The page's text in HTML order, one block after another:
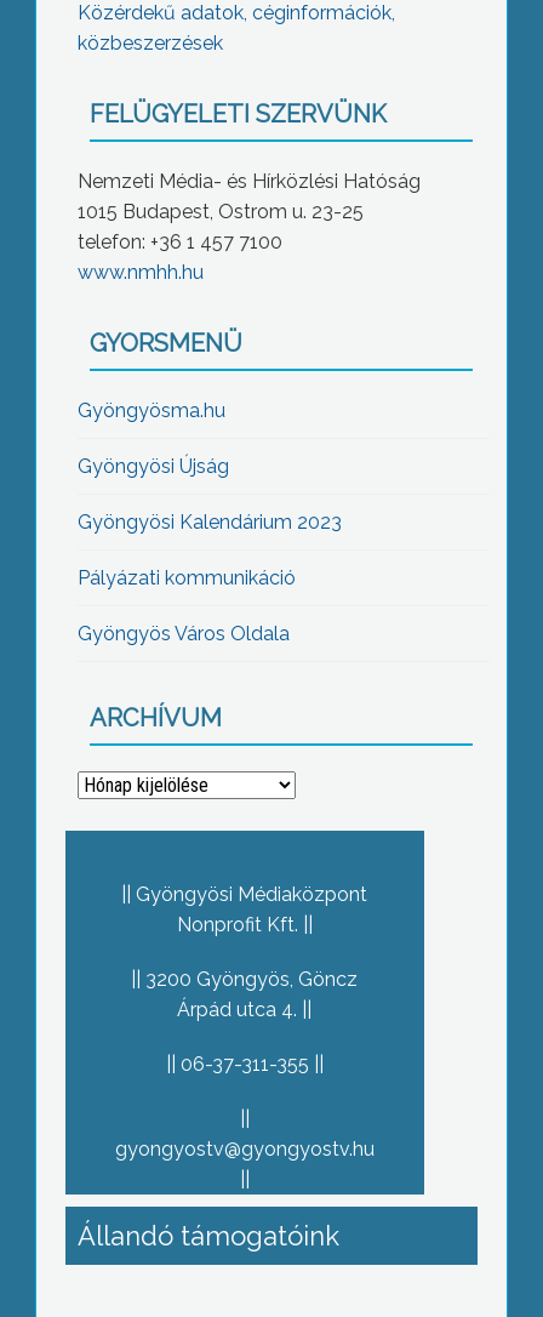
Közérdekű adatok, céginformációk,
közbeszerzések
FELÜGYELETI SZERVÜNK
Nemzeti Média- és Hírközlési Hatóság
1015 Budapest, Ostrom u. 23-25
telefon: +36 1 457 7100
www.nmhh.hu
GYORSMENÜ
Gyöngyösma.hu
Gyöngyösi Újság
Gyöngyösi Kalendárium 2023
Pályázati kommunikáció
Gyöngyös Város Oldala
ARCHÍVUM
Archívum
Gyöngyösi Médiaközpont
Nonprofit Kft.
3200 Gyöngyös, Göncz
Árpád utca 4.
06-37-311-355
gyongyostv@gyongyostv.hu
Állandó támogatóink